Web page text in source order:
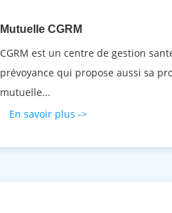
Mutuelle CGRM
CGRM est un centre de gestion
prévoyance qui propose aussi sa
mutuelle...
En savoir plus ->